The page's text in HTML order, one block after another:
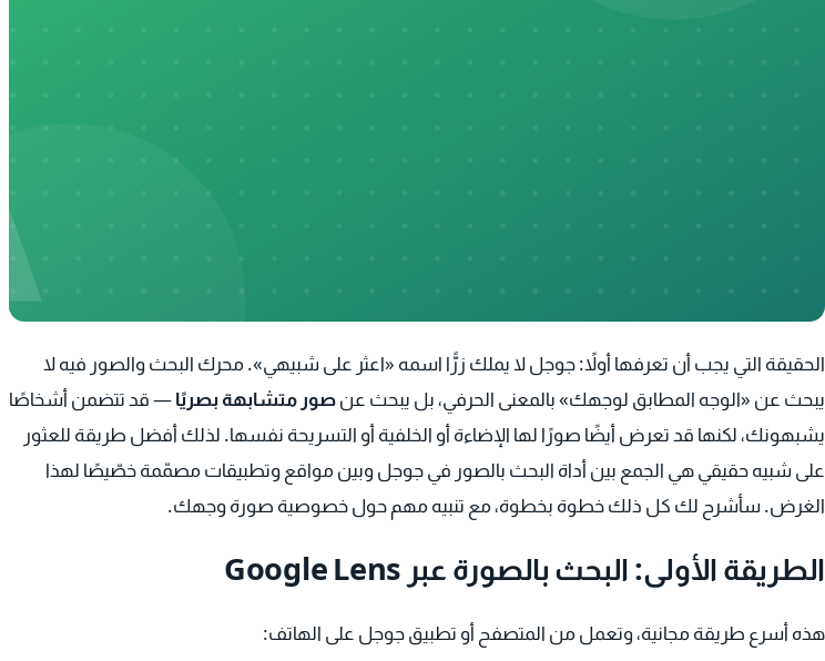
Aالحقيقة التي يجب أن تعرفها أولاً: جوجل لا يملك زرًّا اسمه «اعثر على شبيهي». محرك البحث والصور فيه لا
يبحث عن «الوجه المطابق لوجهك» بالمعنى الحرفي، بل يبحث عن صور متشابهة بصريًا — قد تتضمن أشخاصًا
يشبهونك، لكنها قد تعرض أيضًا صورًا لها الإضاءة أو الخلفية أو التسريحة نفسها. لذلك أفضل طريقة للعثور
على شبيه حقيقي هي الجمع بين أداة البحث بالصور في جوجل وبين مواقع وتطبيقات مصمّمة خصّيصًا لهذا
الغرض. سأشرح لك كل ذلك خطوة بخطوة، مع تنبيه مهم حول خصوصية صورة وجهك.
الطريقة الأولى: البحث بالصورة عبر Google Lens
هذه أسرع طريقة مجانية، وتعمل من المتصفح أو تطبيق جوجل على الهاتف: